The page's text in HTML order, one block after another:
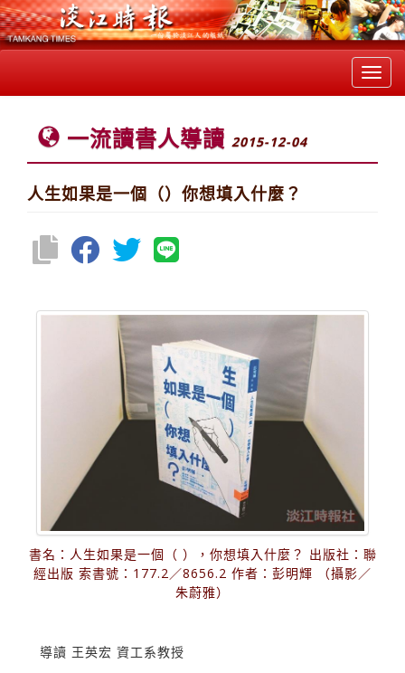
一流讀書人導讀 2015-12-04
人生如果是一個（）你想填入什麼？
書名：人生如果是一個（ ），你想填入什麼？ 出版社：聯
經出版 索書號：177.2／8656.2 作者：彭明輝 （攝影／
朱蔚雅）
導讀 王英宏 資工系教授